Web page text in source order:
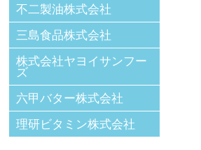
不二製油株式会社
三島食品株式会社
株式会社ヤヨイサンフー
ズ
六甲バター株式会社
理研ビタミン株式会社